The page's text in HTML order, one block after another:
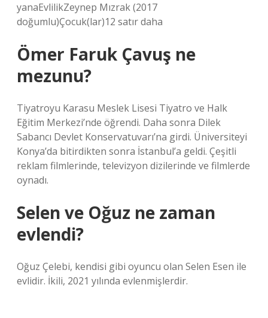
yanaEvlilikZeynep Mızrak (2017
doğumlu)Çocuk(lar)12 satır daha
Ömer Faruk Çavuş ne
mezunu?
Tiyatroyu Karasu Meslek Lisesi Tiyatro ve Halk
Eğitim Merkezi’nde öğrendi. Daha sonra Dilek
Sabancı Devlet Konservatuvarı’na girdi. Üniversiteyi
Konya’da bitirdikten sonra İstanbul’a geldi. Çeşitli
reklam filmlerinde, televizyon dizilerinde ve filmlerde
oynadı.
Selen ve Oğuz ne zaman
evlendi?
Oğuz Çelebi, kendisi gibi oyuncu olan Selen Esen ile
evlidir. İkili, 2021 yılında evlenmişlerdir.